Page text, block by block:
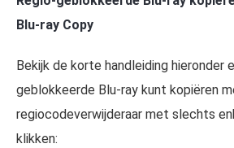
Blu-ray Copy
Bekijk de korte handleiding hieronder
geblokkeerde Blu-ray kunt kopiëren
regiocodeverwijderaar met slechts
klikken: